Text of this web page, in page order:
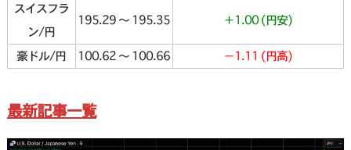
スイスフラ
ン/円
195.29 〜 195.35 ＋1.00 (円安)
豪ドル/円 100.62 〜 100.66 −1.11 (円高)
最新記事一覧